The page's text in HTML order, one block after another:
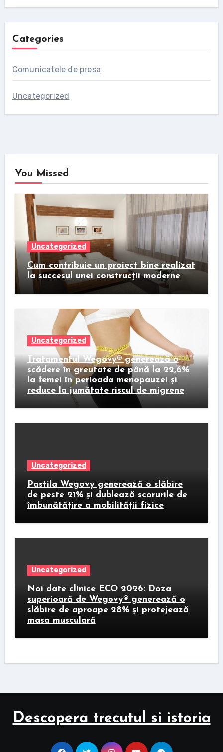
Categories
Comunicatele de presa
Uncategorized
You Missed
Uncategorized
Cum contribuie un proiect bine realizat
la succesul unei construcții moderne
Uncategorized
Tratamentul Wegovy® generează o
scădere în greutate de până la 22,6%
la femei în perioada menopauzei și
reduce la jumătate riscul de migrene
Uncategorized
Pastila Wegovy generează o slăbire
de peste 21% și dublează scorurile de
îmbunătățire a mobilității fizice
Uncategorized
Noi date clinice ECO 2026: Doza
superioară de Wegovy® generează o
slăbire de aproape 28% și protejează
masa musculară
Descopera trecutul si istoria